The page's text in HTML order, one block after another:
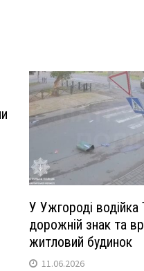
У Ужгороді водійка
дорожній знак та
житловий будинок
11.06.2026